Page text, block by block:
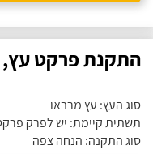
התקנת פרקט
סוג העץ: עץ מרבאו
תשתית קיימת: יש לפרק
סוג התקנה: הנחה צפה